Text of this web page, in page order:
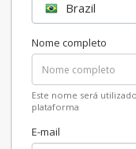
Brazil
Nome completo
Este nome será
plataforma
E-mail